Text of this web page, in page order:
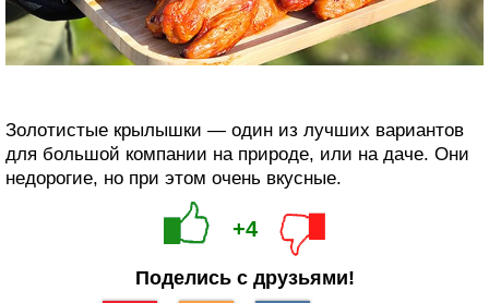
Золотистые крылышки — один из лучших вариантов
для большой компании на природе, или на даче. Они
недорогие, но при этом очень вкусные.
+4
Поделись с друзьями!